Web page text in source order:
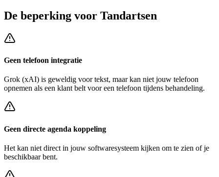
De beperking voor Tandartsen
Geen telefoon integratie
Grok (xAI) is geweldig voor tekst, maar kan niet jouw telefoon
opnemen als een klant belt voor een telefoon tijdens behandeling.
Geen directe agenda koppeling
Het kan niet direct in jouw softwaresysteem kijken om te zien of je
beschikbaar bent.